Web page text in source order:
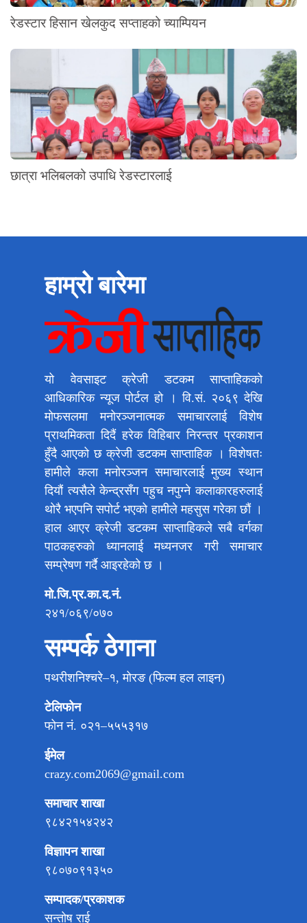
रेडस्टार हिसान खेलकुद सप्ताहको च्याम्पियन
छात्रा भलिबलको उपाधि रेडस्टारलाई
हाम्रो बारेमा
यो वेवसाइट क्रेजी डटकम साप्ताहिकको
आधिकारिक न्यूज पोर्टल हो । वि.सं. २०६९ देखि
मोफसलमा मनोरञ्जनात्मक समाचारलाई विशेष
प्राथमिकता दिदैं हरेक विहिबार निरन्तर प्रकाशन
हुँदै आएको छ क्रेजी डटकम साप्ताहिक । विशेषतः
हामीले कला मनोरञ्जन समाचारलाई मुख्य स्थान
दियौं त्यसैले केन्द्रसँग पहुच नपुग्ने कलाकारहरुलाई
थोरै भएपनि सपोर्ट भएको हामीले महसुस गरेका छौं ।
हाल आएर क्रेजी डटकम साप्ताहिकले सबै वर्गका
पाठकहरुको ध्यानलाई मध्यनजर गरी समाचार
सम्प्रेषण गर्दै आइरहेको छ ।
मो.जि.प्र.का.द.नं.
२४१/०६९/०७०
सम्पर्क ठेगाना
पथरीशनिश्चरे–१, मोरङ (फिल्म हल लाइन)
टेलिफोन
फोन नं. ०२१–५५५३१७
ईमेल
crazy.com2069@gmail.com
समाचार शाखा
९८४२१५४२४२
विज्ञापन शाखा
९८०७०९१३५०
सम्पादक/प्रकाशक
सन्तोष राई